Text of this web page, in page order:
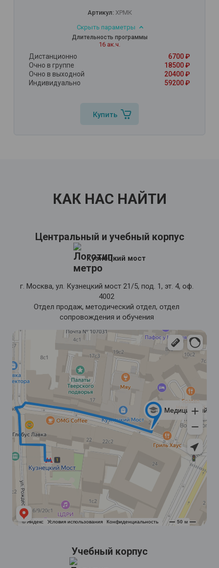
Артикул:ХРМК
Скрыть параметры
Длительность программы
16 ак.ч.
Дистанционно
6700 ₽
Очно в группе
18500 ₽
Очно в выходной
20400 ₽
Индивидуально
59200 ₽
Купить
КАК НАС НАЙТИ
Центральный и учебный корпус
Кузнецкий мост
г. Москва, ул. Кузнецкий мост 21/5, под. 1, эт. 4, оф.
4002
Отдел продаж, методический отдел, отдел
сопровождения и обучения
Учебный корпус